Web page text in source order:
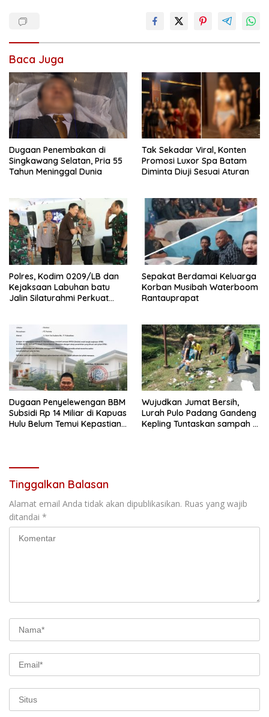
Baca Juga
Dugaan Penembakan di
Singkawang Selatan, Pria 55
Tahun Meninggal Dunia
Tak Sekadar Viral, Konten
Promosi Luxor Spa Batam
Diminta Diuji Sesuai Aturan
Polres, Kodim 0209/LB dan
Kejaksaan Labuhan batu
Jalin Silaturahmi Perkuat
Sepakat Berdamai Keluarga
Korban Musibah Waterboom
Rantauprapat
Dugaan Penyelewengan BBM
Subsidi Rp 14 Miliar di Kapuas
Hulu Belum Temui Kepastian
Wujudkan Jumat Bersih,
Lurah Pulo Padang Gandeng
Kepling Tuntaskan sampah di
Tinggalkan Balasan
Alamat email Anda tidak akan dipublikasikan. Ruas yang wajib
ditandai *